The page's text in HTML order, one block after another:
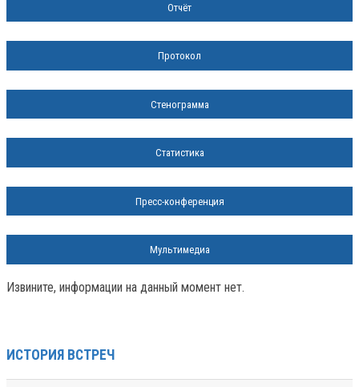
Отчёт
Протокол
Стенограмма
Статистика
Пресс-конференция
Мультимедиа
Извините, информации на данный момент нет.
ИСТОРИЯ ВСТРЕЧ